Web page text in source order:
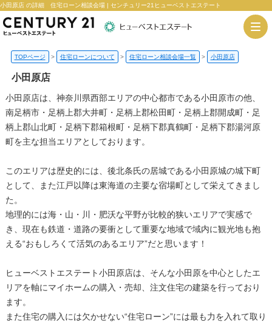
小田原店 の詳細 住宅ローン相談会場 | センチュリー21ヒューベストエステート
TOPページ > 住宅ローンについて > 住宅ローン相談会場一覧 > 小田原店
小田原店
小田原店は、神奈川県西部エリアの中心都市である小田原市の他、
南足柄市・足柄上郡大井町・足柄上郡松田町・足柄上郡開成町・足
柄上郡山北町・足柄下郡箱根町・足柄下郡真鶴町・足柄下郡湯河原
町を主な担当エリアとしております。
このエリアは歴史的には、後北条氏の居城である小田原城の城下町
として、また江戸以降は東海道の主要な宿場町として栄えてきまし
た。
地理的には海・山・川・肥沃な平野が比較的狭いエリアで実感で
き、現在も鉄道・道路の要衝として重要な地域で域内に観光地も抱
える“おもしろくて活気のあるエリア”だと思います！
ヒューベストエステート小田原店は、そんな小田原を中心としたエ
リアを軸にマイホームの購入・売却、注文住宅の建築を行っており
ます。
また住宅の購入には欠かせない“住宅ローン”には最も力を入れて取り